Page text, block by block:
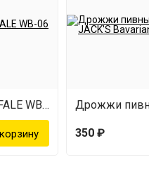
Дрожжи пивные SAFALE WB-06
350 ₽